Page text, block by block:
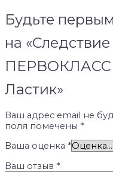
Будьте
на
Ластик»
Ваш адрес email не
поля помечены *
Ваша оценка *
Ваш отзыв *